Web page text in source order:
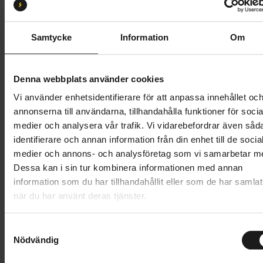
Samtycke Information Om
Denna webbplats använder cookies
Vi använder enhetsidentifierare för att anpassa innehållet och
annonserna till användarna, tillhandahålla funktioner för
medier och analysera vår trafik. Vi vidarebefordrar även
identifierare och annan information från din enhet till de
medier och annons- och analysföretag som vi samarbetar
Dessa kan i sin tur kombinera informationen med annan
information som du har tillhandahållit eller som de har
när du har använt deras tjänster.
Nödvändig
1
Begagnade
crosshybrider
Skicket på våra begagnade cyklar klassificeras enligt